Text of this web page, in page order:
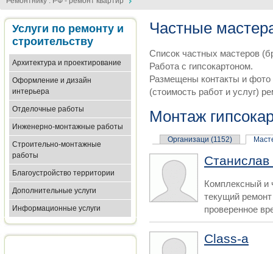
Услуги по ремонту и
строительству
Архитектура и проектирование
Оформление и дизайн
интерьера
Отделочные работы
Инженерно-монтажные работы
Строительно-монтажные
работы
Благоустройство территории
Дополнительные услуги
Информационные услуги
Частные
Список частных мастеров
Работа с гипсокартоном.
Размещены контакты и
(стоимость работ и услуг)
Монтаж
Организаци (1152)
Станислав
Комплексный и
текущий
проверенное
Class-а